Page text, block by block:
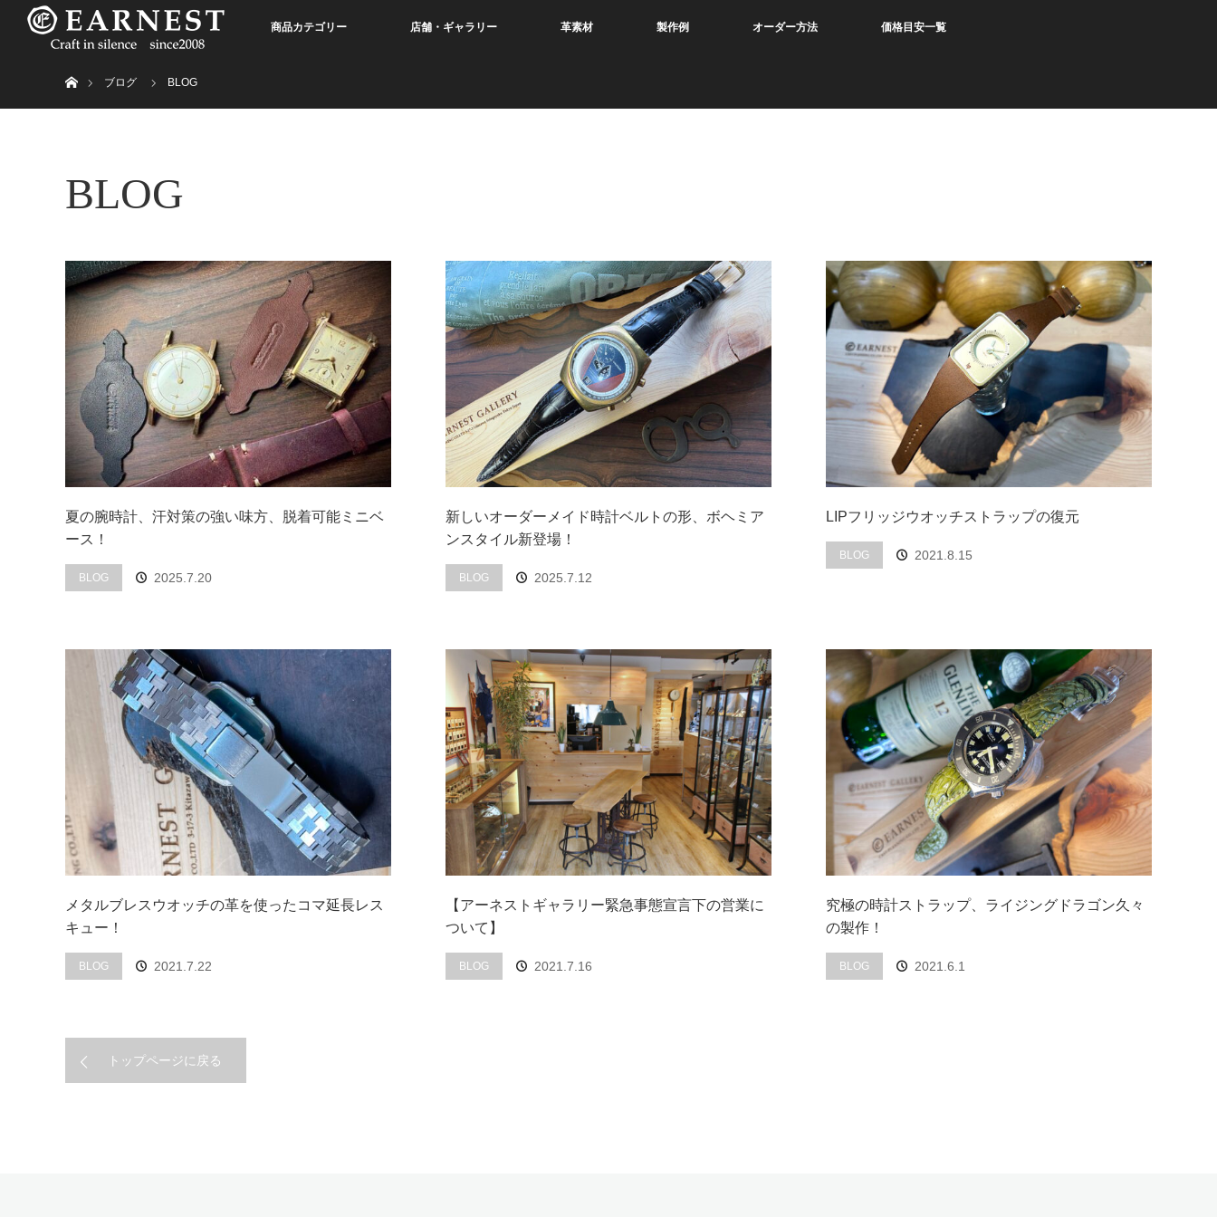
商品カテゴリー 店舗・ギャラリー 革素材 製作例 オーダー方法 価格目安一覧
ブログ
BLOG
BLOG
夏の腕時計、汗対策の強い味方、脱着可能ミニベ
ース！
BLOG 2025.7.20
新しいオーダーメイド時計ベルトの形、ボヘミア
ンスタイル新登場！
BLOG 2025.7.12
LIPフリッジウオッチストラップの復元
BLOG 2021.8.15
メタルブレスウオッチの革を使ったコマ延長レス
キュー！
BLOG 2021.7.22
【アーネストギャラリー緊急事態宣言下の営業に
ついて】
BLOG 2021.7.16
究極の時計ストラップ、ライジングドラゴン久々
の製作！
BLOG 2021.6.1
トップページに戻る